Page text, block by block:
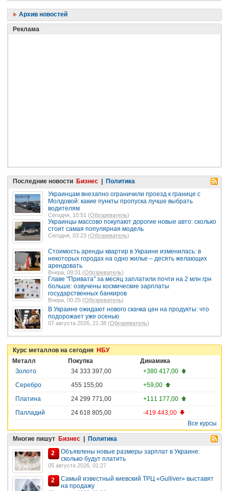
Архив новостей
Реклама
Последние новости Бизнес | Политика
Украинцам внезапно ограничили проезд к границе с
Молдовой: какие пункты пропуска лучше выбрать
водителям
Сегодня, 10:51 (Обозреватель)
Украинцы массово покупают дорогие новые авто: сколько
стоит самая популярная модель
Сегодня, 03:23 (Обозреватель)
Стоимость аренды квартир в Украине изменилась: в
некоторых городах на одно жилье – десять желающих
арендовать
Вчера, 09:31 (Обозреватель)
Главе "Привата" за месяц заплатили почти на 2 млн грн
больше: озвучены космические зарплаты
государственных банкиров
Вчера, 00:25 (Обозреватель)
В Украине ожидают нового скачка цен на продукты: что
подорожает уже осенью
07 августа 2026, 21:38 (Обозреватель)
Курс металлов на сегодня НБУ
Металл
Покупка
Динамика
Золото
34 333 397,00
+380 417,00
Серебро
455 155,00
+59,00
Платина
24 299 771,00
+111 177,00
Палладий
24 618 805,00
-419 443,00
Все курсы
Многие пишут Бизнес | Политика
2
Объявлены новые размеры зарплат в Украине:
сколько будут платить
05 августа 2026, 01:27
2
Самый известный киевский ТРЦ «Gulliver» выставят
на продажу